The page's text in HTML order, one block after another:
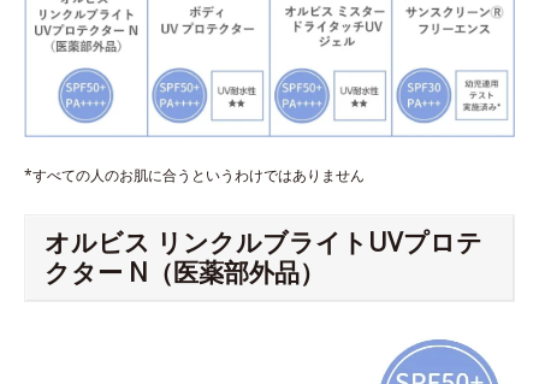
*すべての人のお肌に合うというわけではありません
オルビス リンクルブライトUVプロテ
クター N（医薬部外品）